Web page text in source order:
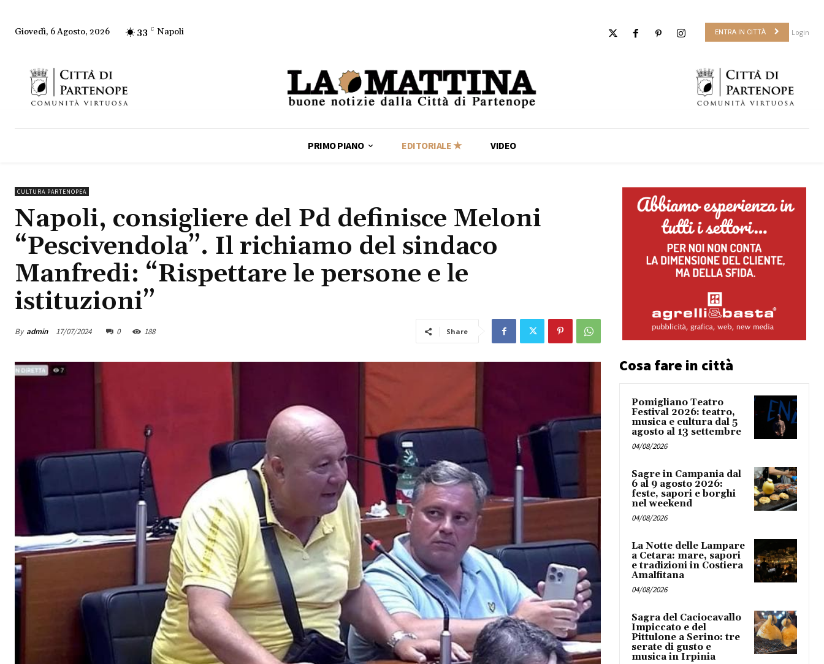
Giovedì, 6 Agosto, 2026 33 C Napoli ENTRA IN CITTÀ Login
PRIMO PIANO EDITORIALE ★ VIDEO
CULTURA PARTENOPEA
Napoli, consigliere del Pd definisce Meloni
“Pescivendola”. Il richiamo del sindaco
Manfredi: “Rispettare le persone e le
istituzioni”
By admin 17/07/2024 0 188 Share
Cosa fare in città
Pomigliano Teatro
Festival 2026: teatro,
musica e cultura dal 5
agosto al 13 settembre
04/08/2026
Sagre in Campania dal
6 al 9 agosto 2026:
feste, sapori e borghi
nel weekend
04/08/2026
La Notte delle Lampare
a Cetara: mare, sapori
e tradizioni in Costiera
Amalfitana
04/08/2026
Sagra del Caciocavallo
Impiccato e del
Pittulone a Serino: tre
serate di gusto e
musica in Irpinia